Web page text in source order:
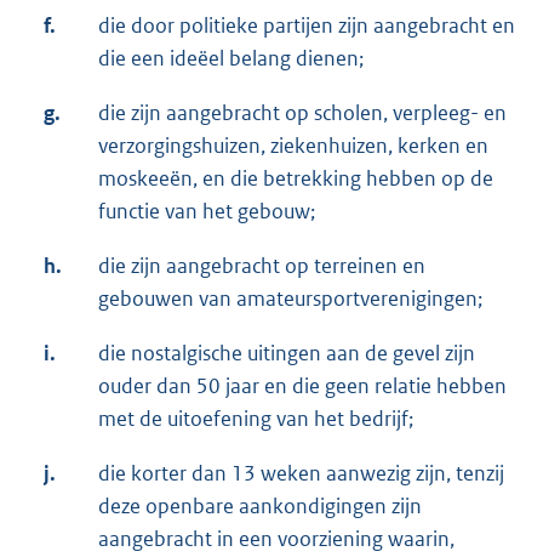
f.
die door politieke partijen zijn aangebracht en
die een ideëel belang dienen;
g.
die zijn aangebracht op scholen, verpleeg- en
verzorgingshuizen, ziekenhuizen, kerken en
moskeeën, en die betrekking hebben op de
functie van het gebouw;
h.
die zijn aangebracht op terreinen en
gebouwen van amateursportverenigingen;
i.
die nostalgische uitingen aan de gevel zijn
ouder dan 50 jaar en die geen relatie hebben
met de uitoefening van het bedrijf;
j.
die korter dan 13 weken aanwezig zijn, tenzij
deze openbare aankondigingen zijn
aangebracht in een voorziening waarin,